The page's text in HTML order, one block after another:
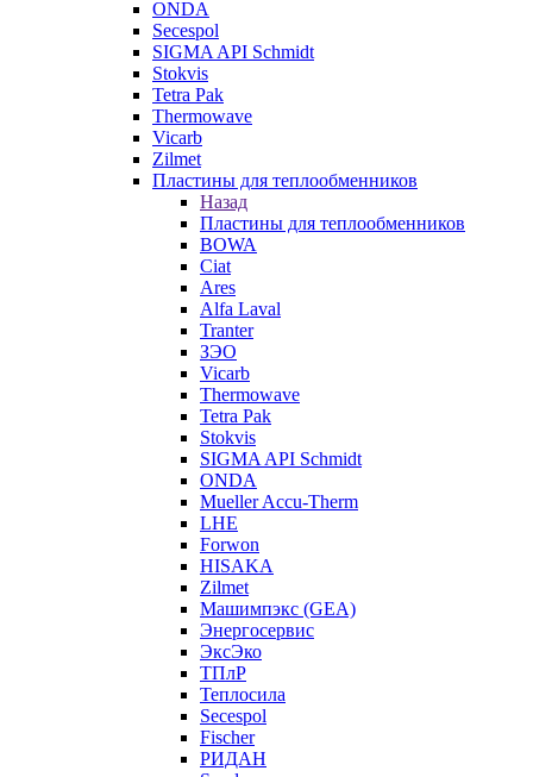
ONDA
Secespol
SIGMA API Schmidt
Stokvis
Tetra Pak
Thermowave
Vicarb
Zilmet
Пластины для теплообменников
Назад
Пластины для теплообменников
BOWA
Ciat
Ares
Alfa Laval
Tranter
ЗЭО
Vicarb
Thermowave
Tetra Pak
Stokvis
SIGMA API Schmidt
ONDA
Mueller Accu-Therm
LHE
Forwon
HISAKA
Zilmet
Машимпэкс (GEA)
Энергосервис
ЭксЭко
ТПлР
Теплосила
Secespol
Fischer
РИДАН